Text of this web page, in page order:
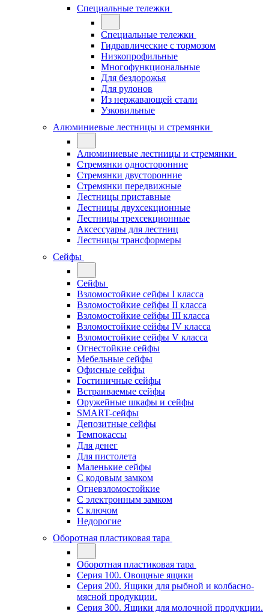
Специальные тележки
Специальные тележки
Гидравлические с тормозом
Низкопрофильные
Многофункциональные
Для бездорожья
Для рулонов
Из нержавающей стали
Узковильные
Алюминиевые лестницы и стремянки
Алюминиевые лестницы и стремянки
Стремянки односторонние
Стремянки двусторонние
Стремянки передвижные
Лестницы приставные
Лестницы двухсекционные
Лестницы трехсекционные
Аксессуары для лестниц
Лестницы трансформеры
Сейфы
Сейфы
Взломостойкие сейфы I класса
Взломостойкие сейфы II класса
Взломостойкие сейфы III класса
Взломостойкие сейфы IV класса
Взломостойкие сейфы V класса
Огнестойкие сейфы
Мебельные сейфы
Офисные сейфы
Гостиничные сейфы
Встраиваемые сейфы
Оружейные шкафы и сейфы
SMART-сейфы
Депозитные сейфы
Темпокассы
Для денег
Для пистолета
Маленькие сейфы
С кодовым замком
Огневзломостойкие
С электронным замком
С ключом
Недорогие
Оборотная пластиковая тара
Оборотная пластиковая тара
Серия 100. Овощные ящики
Серия 200. Ящики для рыбной и колбасно-
мясной продукции.
Серия 300. Ящики для молочной продукции.